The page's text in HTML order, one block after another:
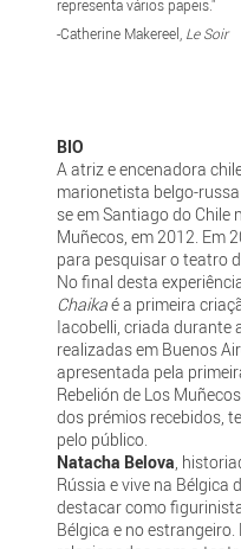
representa vários papeis."
-Catherine Makereel, Le Soir
BIO
A atriz e encenadora
marionetista belgo-
se em Santiago do Chile
Muñecos, em 2012. Em
para pesquisar o teatro
No final desta
Chaikaé a primeira
Iacobelli, criada durante
realizadas em Buenos
apresentada pela
Rebelión de Los
dos prémios recebidos,
pelo público.
Natacha Belova ,
Rússia e vive na Bélgica
destacar como
Bélgica e no